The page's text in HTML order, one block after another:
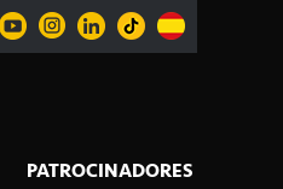
PATROCINADORES